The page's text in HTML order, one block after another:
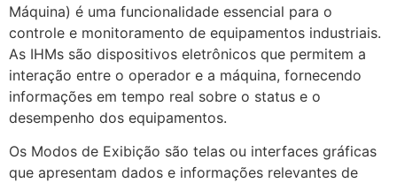
Máquina) é uma funcionalidade essencial para o
controle e monitoramento de equipamentos industriais.
As IHMs são dispositivos eletrônicos que permitem a
interação entre o operador e a máquina, fornecendo
informações em tempo real sobre o status e o
desempenho dos equipamentos.
Os Modos de Exibição são telas ou interfaces gráficas
que apresentam dados e informações relevantes de